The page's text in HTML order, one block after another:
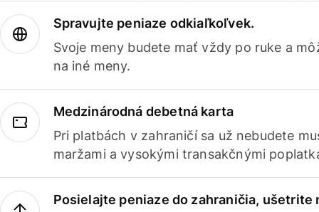
Spravujte peniaze odkiaľkoľvek.
Svoje meny budete mať vždy po ruke a
na iné meny.
Medzinárodná debetná karta
Pri platbách v zahraničí sa už nebudete
maržami a vysokými transakčnými
Posielajte peniaze do zahraničia, ušetrite